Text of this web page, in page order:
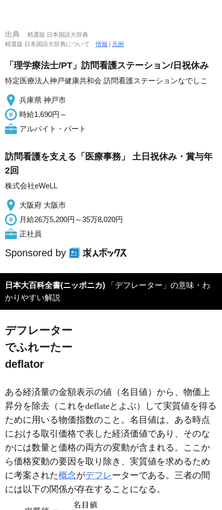
出典
精選版 日本国語大辞典
精選版 日本国語大辞典について情報 | 凡例
「理学療法士/PT」訪問看護ステーション/日祝休み
特定医療法人神戸健康共和会 訪問看護ステーションなでしこ
兵庫県 神戸市
時給1,690円～
アルバイト・パート
訪問看護を支える「医療事務」 土日祝休み・賞与年
2回
株式会社eWeLL
大阪府 大阪市
月給26万5,200円～35万8,020円
正社員
Sponsored by
日本大百科全書(ニッポニカ) 「デフレーター」の意味・わ
かりやすい解説
デフレーター
でふれーたー
deflator
ある経済量の金額表示の値（名目値）から、物価上
昇分を除去（これをdeflateとよぶ）して実質値を得る
ために用いる物価指数のこと。名目値は、ある時点
における取引価格で表した経済価値であり、そのな
かには数量と価格の両方の変動が含まれる。ここか
ら価格変動の要因を取り除き、実質値を求めるため
に考案された概念がデフレーターである。三者の間
には以下の関係が存在することになる。